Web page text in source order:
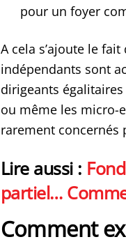
pour un foyer
A cela s’ajoute le
indépendants sont
dirigeants égalitaires
ou même les micro-
rarement concernés
Lire aussi :
partiel…
Comment